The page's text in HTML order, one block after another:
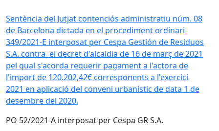
Sentència del Jutjat contenciós administratiu núm. 08
de Barcelona dictada en el procediment ordinari
349/2021-E interposat per Cespa Gestión de Residuos
S.A. contra el decret d'alcaldia de 16 de març de 2021
pel qual s'acorda requerir pagament a l'actora de
l'import de 120.202,42€ corresponents a l'exercici
2021 en aplicació del conveni urbanístic de data 1 de
desembre del 2020.
PO 52/2021-A interposat per Cespa GR S.A.